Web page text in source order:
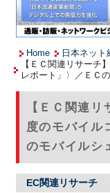
Home 日本ネット
【ＥＣ関連リサーチ
レポート」〉／ＥＣ
【ＥＣ関連
度のモバイル
のモバイルシ
EC関連リサーチ